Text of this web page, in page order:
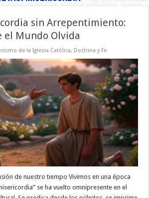
sin Arrepentimiento:
el Mundo Olvida
de la Iglesia Católica, Doctrina y Fe
de nuestro tiempo Vivimos en una época
se ha vuelto omnipresente en el